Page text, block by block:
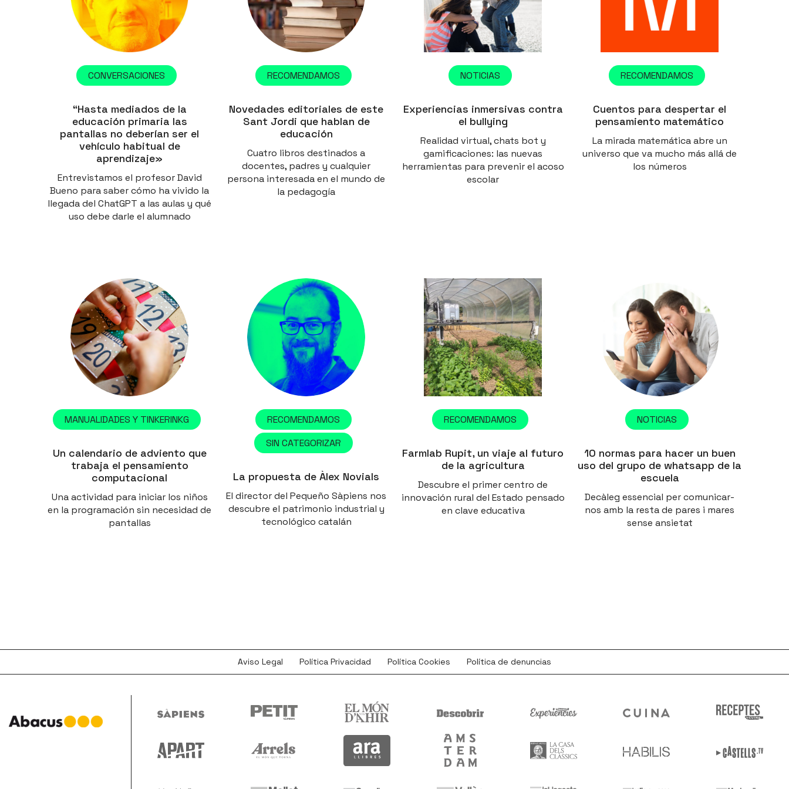
CONVERSACIONES
“Hasta mediados de la
educación primaria las
pantallas no deberían ser el
vehículo habitual de
aprendizaje»
Entrevistamos el profesor David
Bueno para saber cómo ha vivido la
llegada del ChatGPT a las aulas y qué
uso debe darle el alumnado
RECOMENDAMOS
Novedades editoriales de este
Sant Jordi que hablan de
educación
Cuatro libros destinados a
docentes, padres y cualquier
persona interesada en el mundo de
la pedagogía
NOTICIAS
Experiencias inmersivas contra
el bullying
Realidad virtual, chats bot y
gamificaciones: las nuevas
herramientas para prevenir el acoso
escolar
RECOMENDAMOS
Cuentos para despertar el
pensamiento matemático
La mirada matemática abre un
universo que va mucho más allá de
los números
MANUALIDADES Y TINKERINKG
Un calendario de adviento que
trabaja el pensamiento
computacional
Una actividad para iniciar los niños
en la programación sin necesidad de
pantallas
RECOMENDAMOS
SIN CATEGORIZAR
La propuesta de Àlex Novials
El director del Pequeño Sàpiens nos
descubre el patrimonio industrial y
tecnológico catalán
RECOMENDAMOS
Farmlab Rupit, un viaje al futuro
de la agricultura
Descubre el primer centro de
innovación rural del Estado pensado
en clave educativa
NOTICIAS
10 normas para hacer un buen
uso del grupo de whatsapp de la
escuela
Decàleg essencial per comunicar-
nos amb la resta de pares i mares
sense ansietat
Aviso Legal Política Privacidad Política Cookies Política de denuncias